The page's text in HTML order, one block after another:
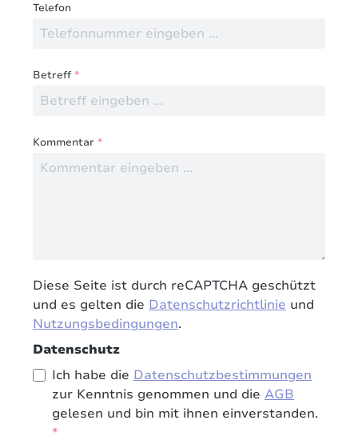
Telefon
Betreff*
Kommentar *
Diese Seite ist durch reCAPTCHA geschützt
und es gelten die Datenschutzrichtlinie und
Nutzungsbedingungen.
Datenschutz
Ich habe die Datenschutzbestimmungen
zur Kenntnis genommen und die AGB
gelesen und bin mit ihnen einverstanden.
*